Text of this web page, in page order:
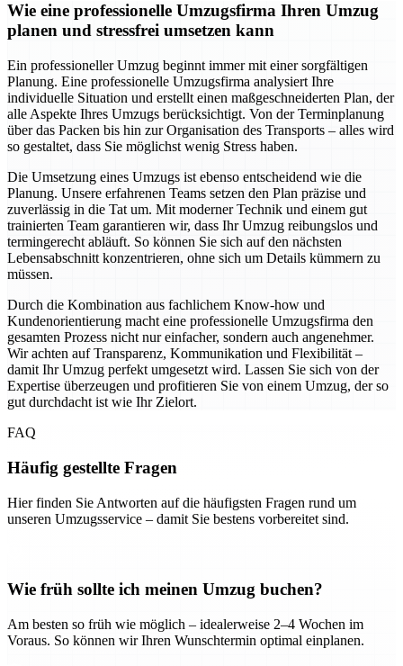
Wie eine professionelle Umzugsfirma Ihren Umzug
planen und stressfrei umsetzen kann
Ein professioneller Umzug beginnt immer mit einer sorgfältigen
Planung. Eine professionelle Umzugsfirma analysiert Ihre
individuelle Situation und erstellt einen maßgeschneiderten Plan, der
alle Aspekte Ihres Umzugs berücksichtigt. Von der Terminplanung
über das Packen bis hin zur Organisation des Transports – alles wird
so gestaltet, dass Sie möglichst wenig Stress haben.
Die Umsetzung eines Umzugs ist ebenso entscheidend wie die
Planung. Unsere erfahrenen Teams setzen den Plan präzise und
zuverlässig in die Tat um. Mit moderner Technik und einem gut
trainierten Team garantieren wir, dass Ihr Umzug reibungslos und
termingerecht abläuft. So können Sie sich auf den nächsten
Lebensabschnitt konzentrieren, ohne sich um Details kümmern zu
müssen.
Durch die Kombination aus fachlichem Know-how und
Kundenorientierung macht eine professionelle Umzugsfirma den
gesamten Prozess nicht nur einfacher, sondern auch angenehmer.
Wir achten auf Transparenz, Kommunikation und Flexibilität –
damit Ihr Umzug perfekt umgesetzt wird. Lassen Sie sich von der
Expertise überzeugen und profitieren Sie von einem Umzug, der so
gut durchdacht ist wie Ihr Zielort.
FAQ
Häufig gestellte Fragen
Hier finden Sie Antworten auf die häufigsten Fragen rund um
unseren Umzugsservice – damit Sie bestens vorbereitet sind.
Wie früh sollte ich meinen Umzug buchen?
Am besten so früh wie möglich – idealerweise 2–4 Wochen im
Voraus. So können wir Ihren Wunschtermin optimal einplanen.